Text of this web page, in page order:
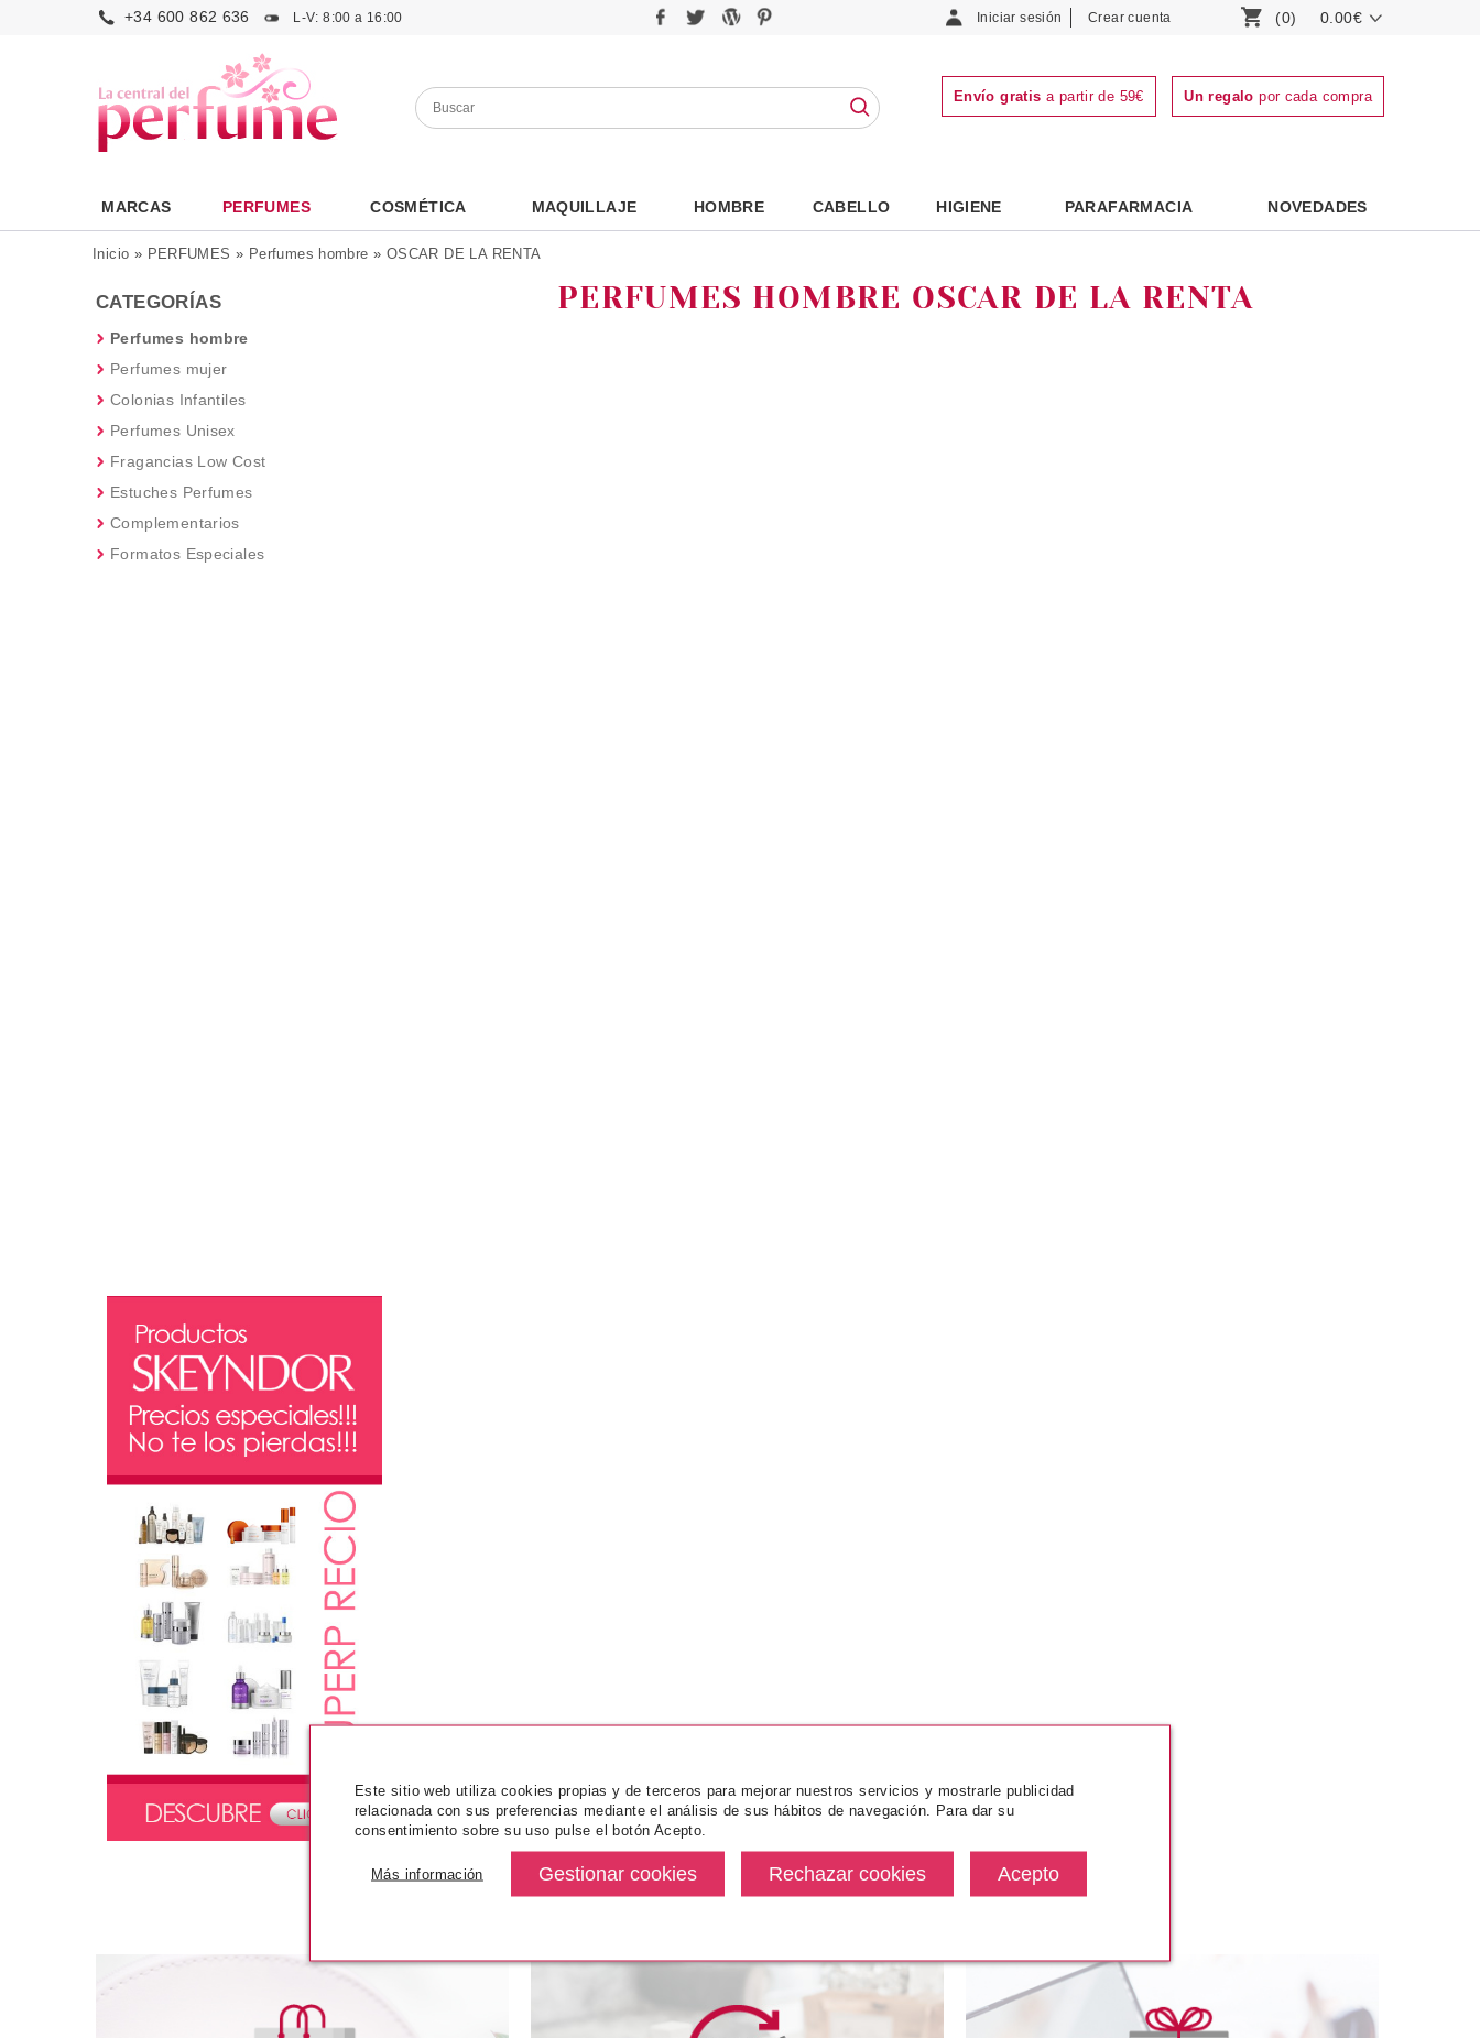
+34 600 862 636 L-V: 8:00 a 16:00 Iniciar sesión Crear cuenta (0) 0.00€
Envío gratis a partir de 59€ Un regalo por cada compra
MARCAS PERFUMES COSMÉTICA MAQUILLAJE HOMBRE CABELLO HIGIENE PARAFARMACIA NOVEDADES
Inicio » PERFUMES » Perfumes hombre » OSCAR DE LA RENTA
CATEGORÍAS
Perfumes hombre
Perfumes mujer
Colonias Infantiles
Perfumes Unisex
Fragancias Low Cost
Estuches Perfumes
Complementarios
Formatos Especiales
PERFUMES HOMBRE OSCAR DE LA RENTA
Este sitio web utiliza cookies propias y de terceros para mejorar nuestros servicios y mostrarle publicidad
relacionada con sus preferencias mediante el análisis de sus hábitos de navegación. Para dar su
consentimiento sobre su uso pulse el botón Acepto.
Más información